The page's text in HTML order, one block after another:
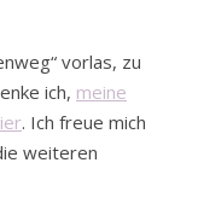
vorlas, zu
ich, meine
. Ich freue mich
weiteren